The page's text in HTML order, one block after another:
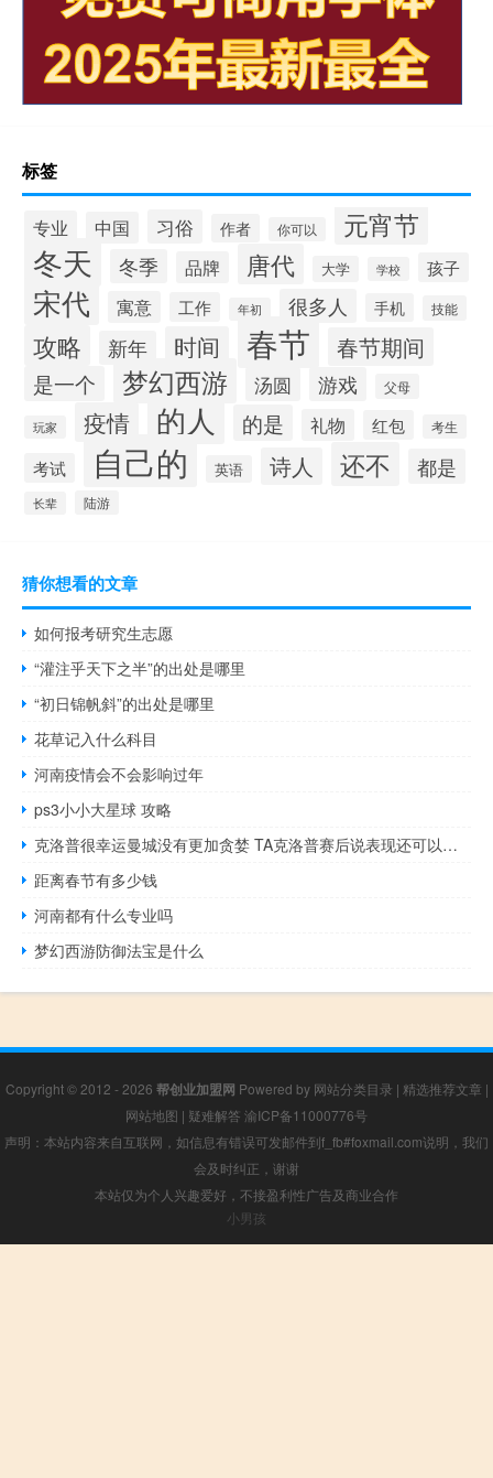
标签
专业 中国 习俗 作者 你可以 元宵节
冬天 冬季 品牌 唐代 大学 学校 孩子
宋代 寓意 工作 年初 很多人 手机 技能
攻略 新年 时间 春节 春节期间
是一个 梦幻西游 汤圆 游戏 父母
玩家 疫情 的人 的是 礼物 红包 考生
考试 自己的 英语 诗人 还不 都是
长辈 陆游
猜你想看的文章
如何报考研究生志愿
“灌注乎天下之半”的出处是哪里
“初日锦帆斜”的出处是哪里
花草记入什么科目
河南疫情会不会影响过年
ps3小小大星球 攻略
克洛普很幸运曼城没有更加贪婪 TA克洛普赛后说表现还可以的是阿利森法比尼奥加克波亨德森
距离春节有多少钱
河南都有什么专业吗
梦幻西游防御法宝是什么
Copyright © 2012 - 2026 帮创业加盟网 Powered by 网站分类目录 | 精选推荐文章 |
网站地图 | 疑难解答 渝ICP备11000776号
声明：本站内容来自互联网，如信息有错误可发邮件到f_fb#foxmail.com说明，我们
会及时纠正，谢谢
本站仅为个人兴趣爱好，不接盈利性广告及商业合作
小男孩